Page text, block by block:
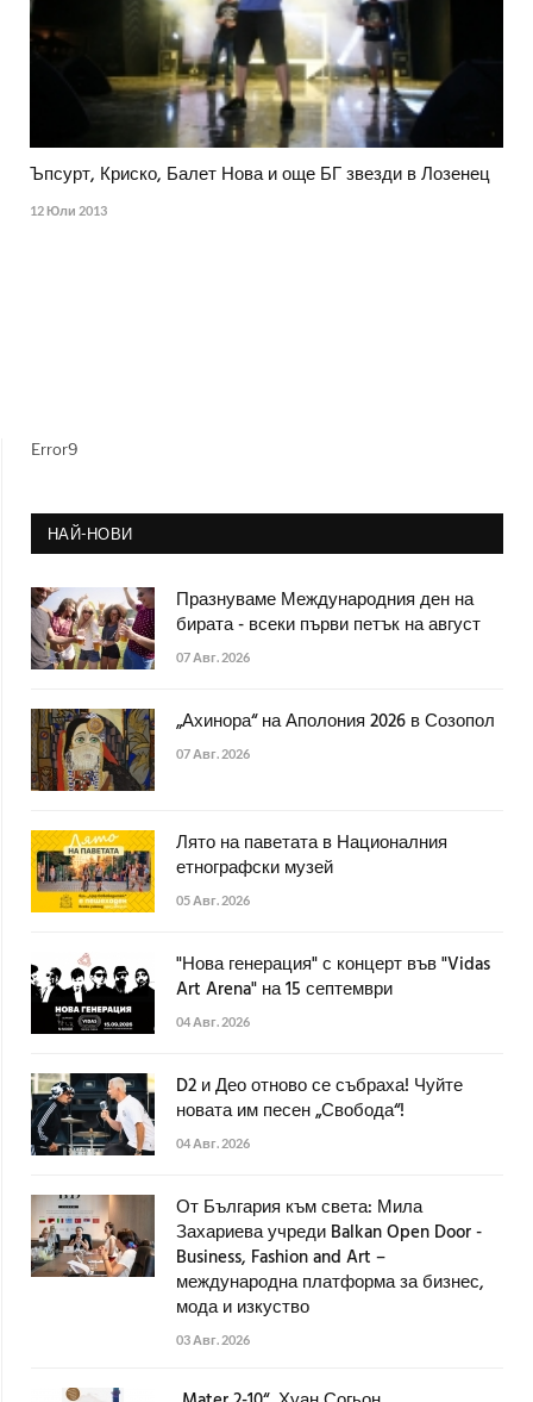
Ъпсурт, Криско, Балет Нова и още БГ звезди в Лозенец
12 Юли 2013
Error9
НАЙ-НОВИ
Празнуваме Международния ден на
бирата - всеки първи петък на август
07 Авг. 2026
„Ахинора“ на Аполония 2026 в Созопол
07 Авг. 2026
Лято на паветата в Националния
етнографски музей
05 Авг. 2026
"Нова генерация" с концерт във "Vidas
Art Arena" на 15 септември
04 Авг. 2026
D2 и Део отново се събраха! Чуйте
новата им песен „Свобода“!
04 Авг. 2026
От България към света: Мила
Захариева учреди Balkan Open Door -
Business, Fashion and Art –
международна платформа за бизнес,
мода и изкуство
03 Авг. 2026